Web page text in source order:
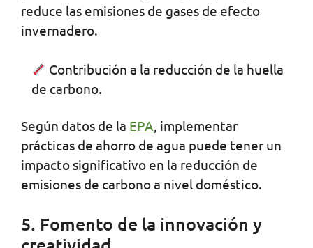
reduce las emisiones de gases de efecto
invernadero.
Contribución a la reducción de la huella
de carbono.
Según datos de la EPA, implementar
prácticas de ahorro de agua puede tener un
impacto significativo en la reducción de
emisiones de carbono a nivel doméstico.
5. Fomento de la innovación y